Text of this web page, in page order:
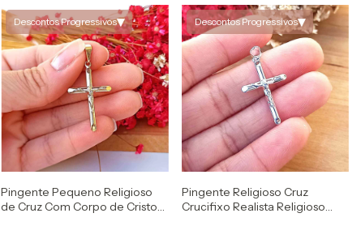
Descontos Progressivos▾
Pingente Pequeno Religioso
de Cruz Com Corpo de Cristo
Descontos Progressivos▾
Pingente Religioso Cruz
Crucifixo Realista Religioso